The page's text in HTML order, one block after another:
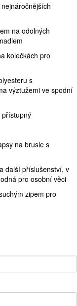
na odolných
kolečkách pro
s
výztužemi ve spodní
přístupný
na brusle s
další příslušenství, v
pro osobní věci
zipem pro